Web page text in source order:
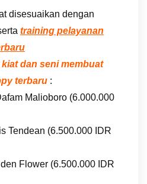
disesuaikan dengan
training pelayanan
dan seni membuat
terbaru :
Malioboro (6.000.000
Tendean (6.500.000 IDR
Flower (6.500.000 IDR